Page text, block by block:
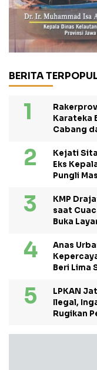
BERITA
Karateka
Cabang
Kejati
Eks
Pungli
KMP
saat
Buka
Anas
Beri Lima
LPKAN
Ilegal,
Rugikan